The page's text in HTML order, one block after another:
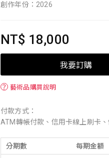
創作年份：2026
NT$ 18,000
我要訂購
？ 藝術品購買說明
付款方式：
ATM轉帳付款、信用卡線上刷卡
分期數 每期金額